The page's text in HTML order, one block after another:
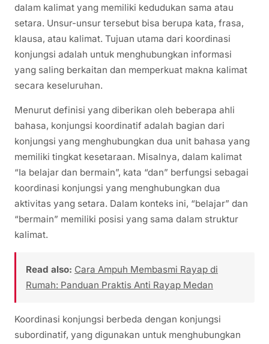
dalam kalimat yang memiliki kedudukan sama atau
setara. Unsur-unsur tersebut bisa berupa kata, frasa,
klausa, atau kalimat. Tujuan utama dari koordinasi
konjungsi adalah untuk menghubungkan informasi
yang saling berkaitan dan memperkuat makna kalimat
secara keseluruhan.
Menurut definisi yang diberikan oleh beberapa ahli
bahasa, konjungsi koordinatif adalah bagian dari
konjungsi yang menghubungkan dua unit bahasa yang
memiliki tingkat kesetaraan. Misalnya, dalam kalimat
“Ia belajar dan bermain”, kata “dan” berfungsi sebagai
koordinasi konjungsi yang menghubungkan dua
aktivitas yang setara. Dalam konteks ini, “belajar” dan
“bermain” memiliki posisi yang sama dalam struktur
kalimat.
Read also: Cara Ampuh Membasmi Rayap di
Rumah: Panduan Praktis Anti Rayap Medan
Koordinasi konjungsi berbeda dengan konjungsi
subordinatif, yang digunakan untuk menghubungkan